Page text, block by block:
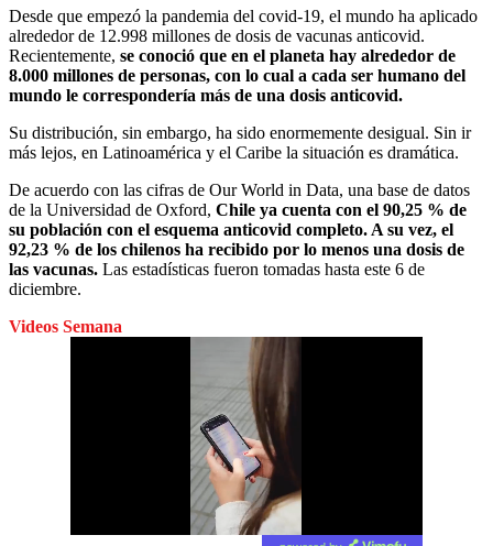
Desde que empezó la pandemia del covid-19, el mundo ha aplicado
alrededor de 12.998 millones de dosis de vacunas anticovid.
Recientemente, se conoció que en el planeta hay alrededor de
8.000 millones de personas, con lo cual a cada ser humano del
mundo le correspondería más de una dosis anticovid.
Su distribución, sin embargo, ha sido enormemente desigual. Sin ir
más lejos, en Latinoamérica y el Caribe la situación es dramática.
De acuerdo con las cifras de Our World in Data, una base de datos
de la Universidad de Oxford, Chile ya cuenta con el 90,25 % de
su población con el esquema anticovid completo. A su vez, el
92,23 % de los chilenos ha recibido por lo menos una dosis de
las vacunas. Las estadísticas fueron tomadas hasta este 6 de
diciembre.
Videos Semana